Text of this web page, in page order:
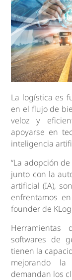
La logística es
en el flujo de
veloz y
apoyarse en
inteligencia
“La adopción
junto con la
artificial (IA),
enfrentamos
founder de
softwares de
tienen la
mejorando
demandan los